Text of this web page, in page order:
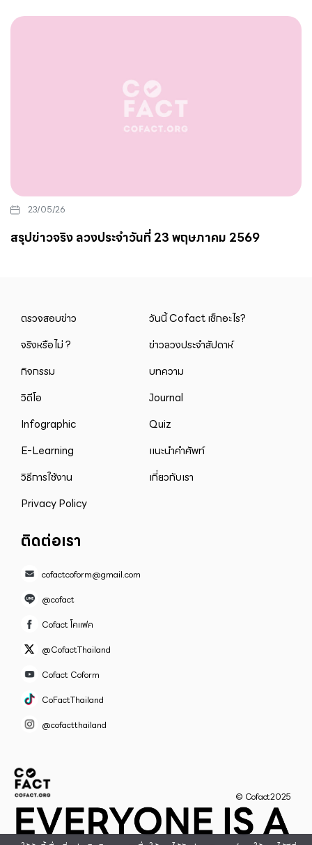
23/05/26
สรุปข่าวจริง ลวงประจำวันที่ 23 พฤษภาคม 2569
ตรวจสอบข่าว
วันนี้ Cofact เช็กอะไร?
จริงหรือไม่ ?
ข่าวลวงประจำสัปดาห์
กิจกรรม
บทความ
วิดีโอ
Journal
Infographic
Quiz
E-Learning
แนะนำคำศัพท์
วิธีการใช้งาน
เกี่ยวกับเรา
Privacy Policy
ติดต่อเรา
cofactcoform@gmail.com
@cofact
Cofact โคแฟค
@CofactThailand
Cofact Coform
CoFactThailand
@cofactthailand
© Cofact2025